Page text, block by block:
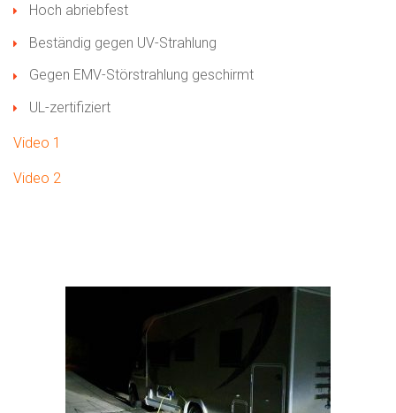
Hoch abriebfest
Beständig gegen UV-Strahlung
Gegen EMV-Störstrahlung geschirmt
UL-zertifiziert
Video 1
Video 2